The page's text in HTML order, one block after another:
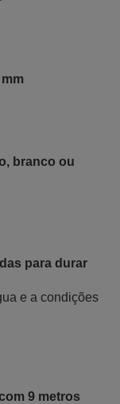
branco ou
para durar
e a condições
9 metros